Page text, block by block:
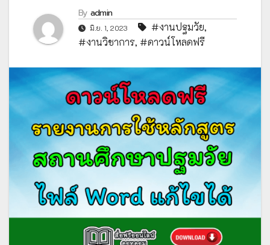
By admin
มิ.ย. 1, 2023 #งานปฐมวัย,
#งานวิชาการ, #ดาวน์โหลดฟรี